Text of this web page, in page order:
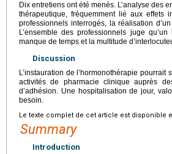
Dix entretiens ont été menés. L’analyse des
thérapeutique, fréquemment lié aux effets
professionnels interrogés, la réalisation
L’ensemble des professionnels juge
manque de temps et la multitude
Discussion
L’instauration de l’hormonothérapie
activités de pharmacie clinique auprès
d’adhésion. Une hospitalisation de jour,
besoin.
Le texte complet de cet article est disponible
Summary
Introduction